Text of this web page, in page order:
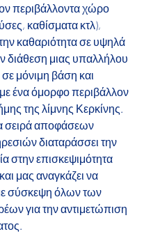
περιβάλλοντα χώρο
καθίσματα κτλ),
καθαριότητα σε υψηλά
διάθεση μιας υπαλλήλου
μόνιμη βάση και
ένα όμορφο περιβάλλον
της λίμνης Κερκίνης.
σειρά αποφάσεων
διαταράσσει την
στην επισκεψιμότητα
μας αναγκάζει να
σύσκεψη όλων των
για την αντιμετώπιση